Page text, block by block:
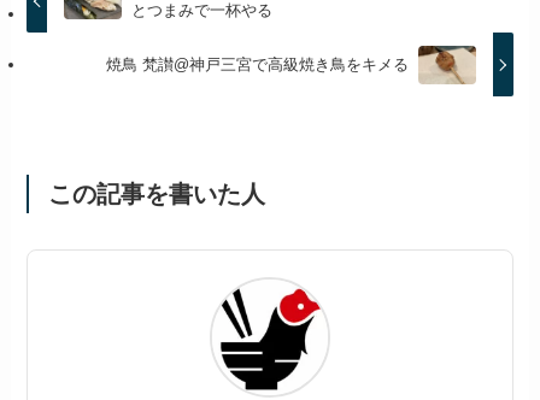
とつまみで一杯やる
焼鳥 梵讃@神戸三宮で高級焼き鳥をキメる
この記事を書いた人